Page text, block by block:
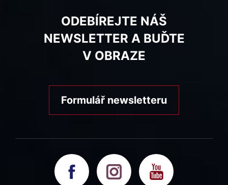
ODEBÍREJTE NÁŠ
NEWSLETTER A BUĎTE
V OBRAZE
Formulář newsletteru